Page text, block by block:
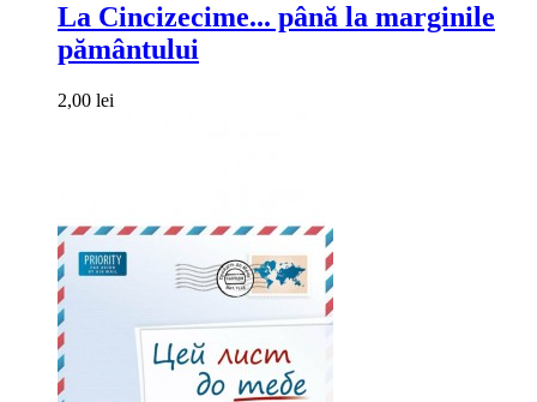
La Cincizecime... până la marginile
pământului
2,00 lei